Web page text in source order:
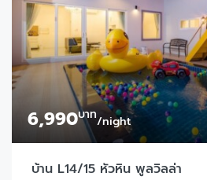
6,990บาท/night
บ้าน L14/15 หัวหิน พูลวิลล่า